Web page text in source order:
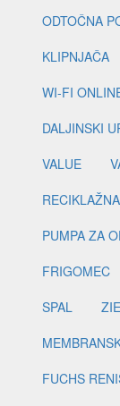
ODTOČNA
KLIPNJAČA
WI-FI
DALJINSKI
VALUE
PUMPA ZA
FRIGOMEC
SPAL
FUCHS